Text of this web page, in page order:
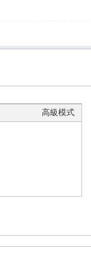
高級模式